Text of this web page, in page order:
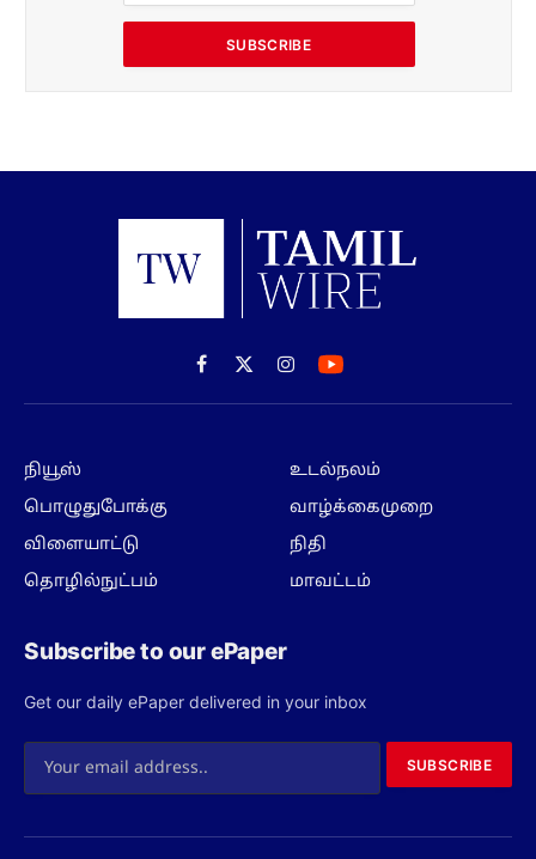
SUBSCRIBE
Facebook
X
(Twitter)
Instagram
நியூஸ்
பொழுதுபோக்கு
விளையாட்டு
தொழில்நுட்பம்
உடல்நலம்
வாழ்க்கைமுறை
நிதி
மாவட்டம்
Subscribe to our ePaper
Get our daily ePaper delivered in your inbox
SUBSCRIBE